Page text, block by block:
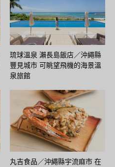
琉球溫泉 瀨長島飯店／沖繩縣
豐見城市 可眺望飛機的海景溫
泉旅館
丸吉食品／沖繩縣宇流麻市 在